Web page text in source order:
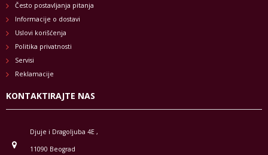
Često postavljanja pitanja
Informacije o dostavi
Uslovi korišćenja
Politika privatnosti
Servisi
Reklamacije
KONTAKTIRAJTE NAS
Djuje i Dragoljuba 4E ,
11090 Beograd